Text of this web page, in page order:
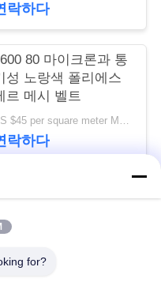
락하다
80 마이크론과 통
성 노랑색 폴리에스
르 메시 벨트
US $45 per square meter MOQ:100m2
락하다
업용 롤러
for?